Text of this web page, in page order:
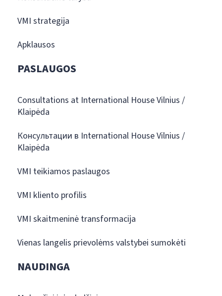
VMI strategija
Apklausos
PASLAUGOS
Consultations at International House Vilnius /
Klaipėda
Консультации в International House Vilnius /
Klaipėda
VMI teikiamos paslaugos
VMI kliento profilis
VMI skaitmeninė transformacija
Vienas langelis prievolėms valstybei sumokėti
NAUDINGA